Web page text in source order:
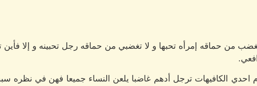
من حماقه إمرأه تحبها و لا تغضبي من حماقه رجل تحبينه و إلا فأين
احدي الكافيهات ترجل أدهم غاضبا يلعن النساء جميعا فهن في نظره